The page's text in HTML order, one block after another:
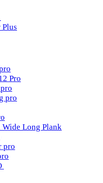
Pro
pro
Wide Long Plank
pro